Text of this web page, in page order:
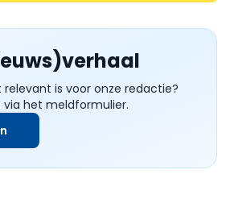
relevant is voor onze redactie?
het meldformulier.